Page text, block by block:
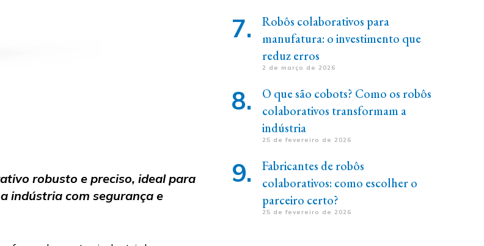
robusto e preciso, ideal para
indústria com segurança e
Robôs colaborativos para
manufatura: o investimento que
reduz erros
2 de março de 2026
O que são cobots? Como os robôs
colaborativos transformam a
indústria
25 de fevereiro de 2026
Fabricantes de robôs
colaborativos: como escolher o
parceiro certo?
25 de fevereiro de 2026